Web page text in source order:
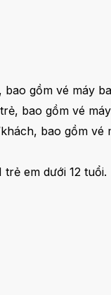
gồm vé máy
bao gồm vé
bao gồm vé
em dưới 12 tuổi.